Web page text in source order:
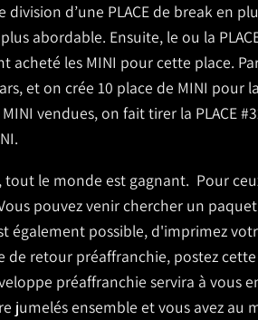
division d’une PLACE de break en
abordable. Ensuite, le ou la
acheté les MINI pour cette place.
et on crée 10 place de MINI pour
MINI vendues, on fait tirer la PLACE
tout le monde est gagnant. Pour
pouvez venir chercher un
également possible, d'imprimez
de retour préaffranchie, postez
préaffranchie servira à vous
jumelés ensemble et vous avez au